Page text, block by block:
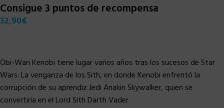
Consigue 3 puntos de recompensa
32,90€
Obi-Wan Kenobi tiene lugar varios años tras los sucesos de Star
Wars: La venganza de los Sith, en donde Kenobi enfrentó la
corrupción de su aprendiz Jedi Anakin Skywalker, quien se
convertiría en el Lord Sith Darth Vader